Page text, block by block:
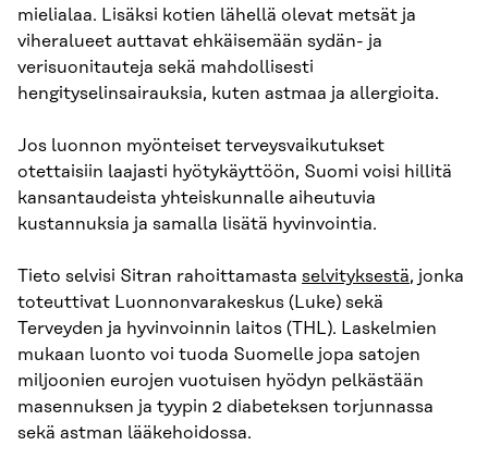
mielialaa. Lisäksi kotien lähellä olevat metsät ja
viheralueet auttavat ehkäisemään sydän- ja
verisuonitauteja sekä mahdollisesti
hengityselinsairauksia, kuten astmaa ja allergioita.
Jos luonnon myönteiset terveysvaikutukset
otettaisiin laajasti hyötykäyttöön, Suomi voisi hillitä
kansantaudeista yhteiskunnalle aiheutuvia
kustannuksia ja samalla lisätä hyvinvointia.
Tieto selvisi Sitran rahoittamasta selvityksestä, jonka
toteuttivat Luonnonvarakeskus (Luke) sekä
Terveyden ja hyvinvoinnin laitos (THL). Laskelmien
mukaan luonto voi tuoda Suomelle jopa satojen
miljoonien eurojen vuotuisen hyödyn pelkästään
masennuksen ja tyypin 2 diabeteksen torjunnassa
sekä astman lääkehoidossa.